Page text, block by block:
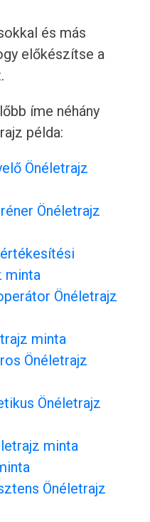
és más
előkészítse a
íme néhány
példa:
Önéletrajz
Önéletrajz
minta
Önéletrajz
minta
Önéletrajz
Önéletrajz
minta
Önéletrajz